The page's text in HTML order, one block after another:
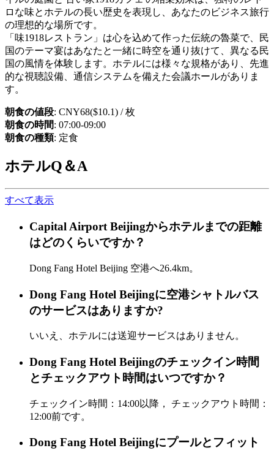
ロな味とホテルの長い歴史を表現し、あなたのビジネス旅行
の理想的な場所です。
「味1918レストラン」は心を込めて作った伝統の魯菜で、民
国のテーマ宴はあなたと一緒に時空を通り抜けて、異なる民
国の風情を体験します。ホテルには様々な規格があり、先進
的な視聴設備、通信システムを備えた会議ホールがありま
す。
朝食の値段: CNY68($10.1) / 枚
朝食の時間: 07:00-09:00
朝食の種類: 定食
ホテルQ＆A
すべて表示
Capital Airport Beijingからホテルまでの距離
はどのくらいですか？
Dong Fang Hotel Beijing 空港へ26.4km。
Dong Fang Hotel Beijingに空港シャトルバス
のサービスはありますか?
いいえ、ホテルには送迎サービスはありません。
Dong Fang Hotel Beijingのチェックイン時間
とチェックアウト時間はいつですか？
チェックイン時間：14:00以降， チェックアウト時間：
12:00前です。
Dong Fang Hotel Beijingにプールとフィット